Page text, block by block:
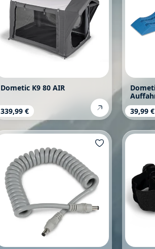
Dometic K9 80 AIR
Regulärer Preis:
339,99 € 39,99 €